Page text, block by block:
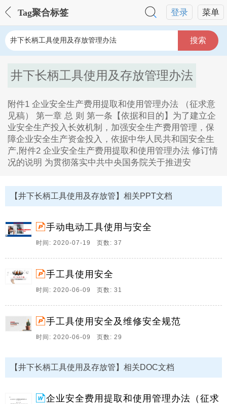
菜单
登录
Tag聚合标签
搜索
井下长柄工具使用及存放管理办法
附件1 企业安全生产费用提取和使用管理办法 （征求意
见稿） 第一章 总 则 第一条【依据和目的】为了建立企
业安全生产投入长效机制，加强安全生产费用管理，保
障企业安全生产资金投入，依据中华人民共和国安全生
产,附件2 企业安全生产费用提取和使用管理办法 修订情
况的说明 为贯彻落实中共中央国务院关于推进安
1、附件1 企业安全生产费用提取和使用管理办法 （征
求意见稿） 第一章 总 则 第一条【依据和目的】为了建
立企业安全生产投入长效机制，加强安全生产费用管
理，保障企业安全生产资金投入，依据中华人民共和国
安全生产。
2、附件3 企业安全生产费用提取和使用管理办法 修订
前后条文对照表 （黑体字部分为修改内容，阴影字为删
去内容） 修订前 修订后 第一章 总 则 第一章 总 则 第
一条 为了建立企业安全生产投入长效机制，加强安全生
基层的管理者 其素质和能力高低 直接决定着班组建设成
效 决定着煤矿各项工作的水平 为加强班组长队伍建设
组长的选拔 一 班组长的选拔 选聘煤矿班组长要符合以
下条件 1 遵纪守法 道德品质好 工作作风正 责任意识强
术业务精 工作经验丰富 3 管。
【井下长柄工具使用及存放管】相关PPT文档
手动电动工具使用与安全
时间: 2020-07-19 页数: 37
手工具使用安全
时间: 2020-06-09 页数: 31
手工具使用安全及维修安全规范
时间: 2020-06-09 页数: 29
【井下长柄工具使用及存放管】相关DOC文档
企业安全费用提取和使用管理办法（征求